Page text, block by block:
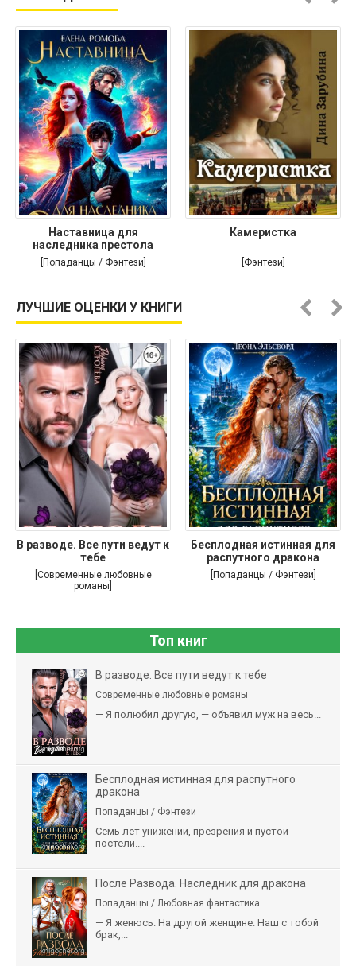
Наставница для
наследника престола
[Попаданцы / Фэнтези]
Камеристка
[Фэнтези]
ЛУЧШИЕ ОЦЕНКИ У КНИГИ
В разводе. Все пути ведут к
тебе
[Современные любовные
романы]
Бесплодная истинная для
распутного дракона
[Попаданцы / Фэнтези]
Топ книг
В разводе. Все пути ведут к тебе
Современные любовные романы
— Я полюбил другую, — объявил муж на весь...
Бесплодная истинная для распутного
дракона
Попаданцы / Фэнтези
Семь лет унижений, презрения и пустой
постели....
После Развода. Наследник для дракона
Попаданцы / Любовная фантастика
— Я женюсь. На другой женщине. Наш с тобой
брак,...